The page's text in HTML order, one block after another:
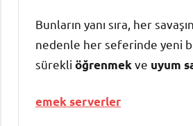
Bunların yanı sıra, her
nedenle her seferinde yeni
sürekli öğrenmekve uyum
emek serverler